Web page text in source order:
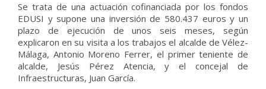
Se trata de una actuación cofinanciada por los fondos
EDUSI y supone una inversión de 580.437 euros y un
plazo de ejecución de unos seis meses, según
explicaron en su visita a los trabajos el alcalde de Vélez-
Málaga, Antonio Moreno Ferrer, el primer teniente de
alcalde, Jesús Pérez Atencia, y el concejal de
Infraestructuras, Juan García.